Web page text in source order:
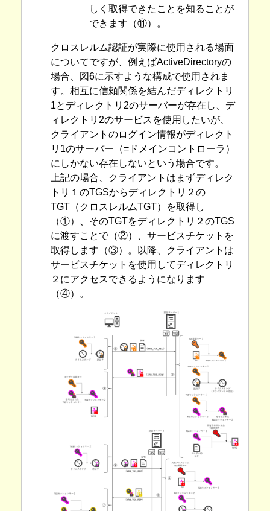
しく取得できたことを知ることが
できます（⑪）。
クロスレルム認証が実際に使用される場面
についてですが、例えばActiveDirectoryの
場合、図6に示すような構成で使用されま
す。相互に信頼関係を結んだディレクトリ
1とディレクトリ2のサーバーが存在し、デ
ィレクトリ2のサービスを使用したいが、
クライアントのログイン情報がディレクト
リ1のサーバー（=ドメインコントローラ）
にしかない存在しないという場合です。
上記の場合、クライアントはまずディレク
トリ１のTGSからディレクトリ２の
TGT（クロスレルムTGT）を取得し
（①）、そのTGTをディレクトリ２のTGS
に渡すことで（②）、サービスチケットを
取得します（③）。以降、クライアントは
サービスチケットを使用してディレクトリ
２にアクセスできるようになります
（④）。